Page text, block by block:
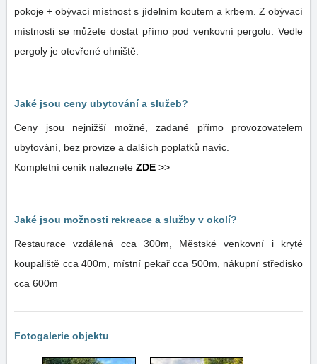
pokoje + obývací místnost s jídelním koutem a krbem. Z obývací
místnosti se můžete dostat přímo pod venkovní pergolu. Vedle
pergoly je otevřené ohniště.
Jaké jsou ceny ubytování a služeb?
Ceny jsou nejnižší možné, zadané přímo provozovatelem
ubytování, bez provize a dalších poplatků navíc.
Kompletní ceník naleznete ZDE >>
Jaké jsou možnosti rekreace a služby v okolí?
Restaurace vzdálená cca 300m, Městské venkovní i kryté
koupaliště cca 400m, místní pekař cca 500m, nákupní středisko
cca 600m
Fotogalerie objektu